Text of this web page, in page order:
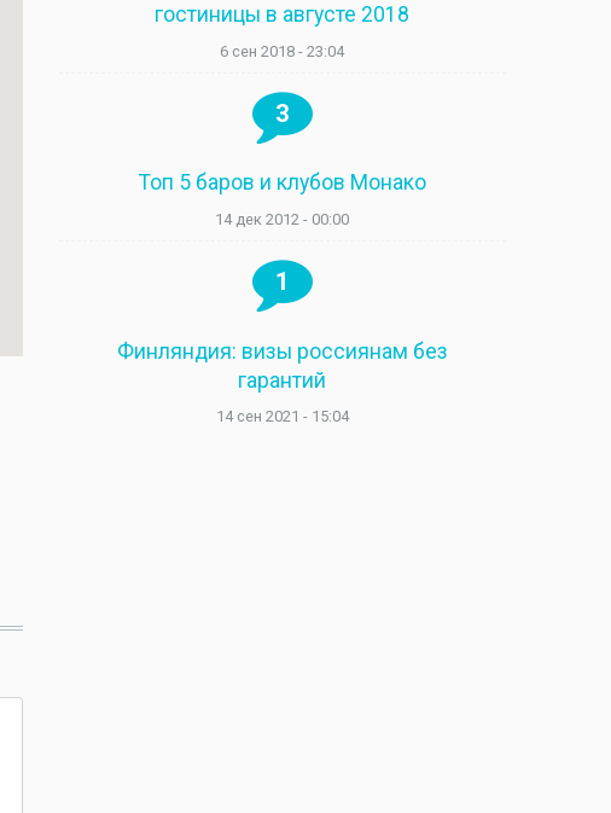
гостиницы в августе 2018
6 сен 2018 - 23:04
3
Топ 5 баров и клубов Монако
14 дек 2012 - 00:00
1
Финляндия: визы россиянам без
гарантий
14 сен 2021 - 15:04